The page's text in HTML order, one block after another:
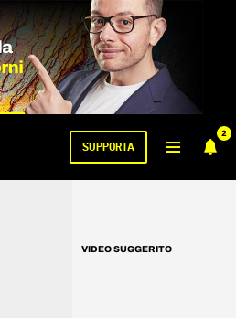
2
SUPPORTA
VIDEO SUGGERITO